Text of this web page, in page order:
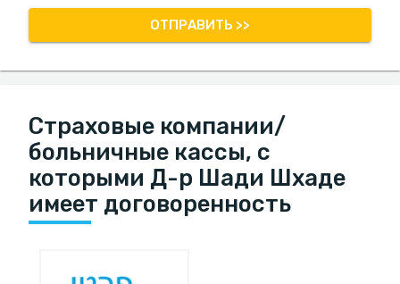
ОТПРАВИТЬ >>
Страховые компании/
больничные кассы, с
которыми Д-р Шади Шхаде
имеет договоренность